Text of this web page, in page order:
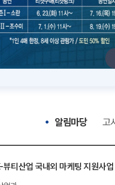
알림마당 고
티산업 국내외 마케팅 지원사